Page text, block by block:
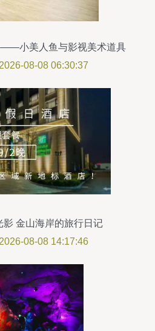
小美人鱼与影视美术道具
碰撞与修复
08-08 06:30:37
影 金山海岸的旅行日记
08-08 14:17:46